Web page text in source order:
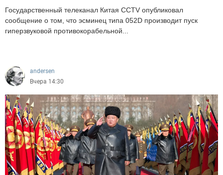
Государственный телеканал Китая CCTV опубликовал
сообщение о том, что эсминец типа 052D производит пуск
гиперзвуковой противокорабельной...
andersen
Вчера 14:30